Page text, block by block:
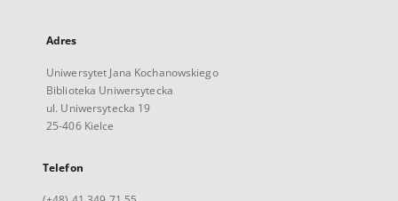
Adres
Uniwersytet Jana Kochanowskiego
Biblioteka Uniwersytecka
ul. Uniwersytecka 19
25-406 Kielce
Telefon